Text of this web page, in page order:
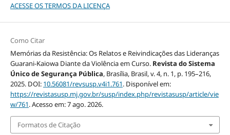
ACESSE OS TERMOS DA LICENÇA
Como Citar
Memórias da Resistência: Os Relatos e Reivindicações das Lideranças
Guarani-Kaiowa Diante da Violência em Curso. Revista do Sistema
Único de Segurança Pública, Brasília, Brasil, v. 4, n. 1, p. 195–216,
2025. DOI: 10.56081/revsusp.v4i1.761. Disponível em:
https://revistasusp.mj.gov.br/susp/index.php/revistasusp/article/vie
w/761. Acesso em: 7 ago. 2026.
Formatos de Citação